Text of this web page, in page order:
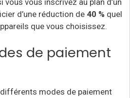
vous inscrivez au plan d’un
d’une réduction de 40 % quel
que vous choisissez.
de paiement
modes de paiement